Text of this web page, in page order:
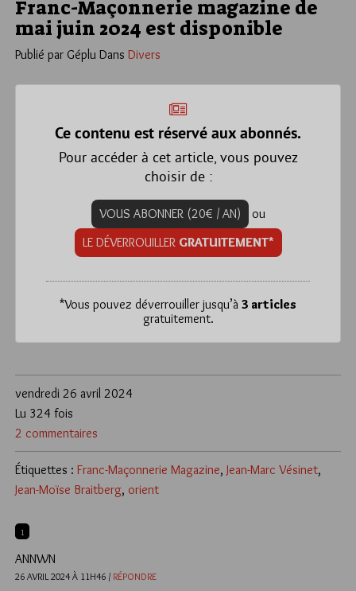
Franc-Maçonnerie magazine de
mai juin 2024 est disponible
Publié par Géplu Dans Divers
Ce contenu est réservé aux abonnés.
Pour accéder à cet article, vous pouvez
choisir de :
VOUS ABONNER (20€ / AN)
ou
LE DÉVERROUILLER GRATUITEMENT*
*Vous pouvez déverrouiller jusqu’à 3 articles
gratuitement.
vendredi 26 avril 2024
2 commentaires
Lu 324 fois
Étiquettes : Franc-Maçonnerie Magazine, Jean-Marc Vésinet,
Jean-Moïse Braitberg, orient
1
ANNWN
26 AVRIL 2024 À 11H46 / RÉPONDRE